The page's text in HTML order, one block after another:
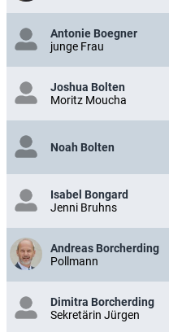
Antonie Boegner
junge Frau
Joshua Bolten
Moritz Moucha
Noah Bolten
Isabel Bongard
Jenni Bruhns
Andreas Borcherding
Pollmann
Dimitra Borcherding
Sekretärin Jürgen